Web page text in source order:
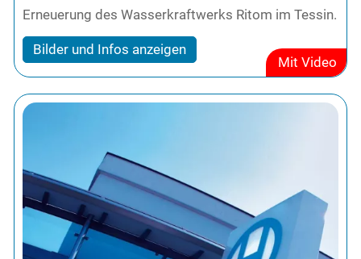
Erneuerung des Wasserkraftwerks Ritom im Tessin.
Bilder und Infos anzeigen
Mit Video